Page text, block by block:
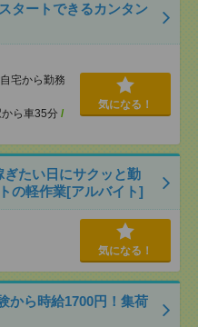
タートできるカンタン
宅から勤務
ら車35分 /
気になる！
ぎたい日にサクッと勤
の軽作業[アルバイト]
気になる！
から時給1700円！集荷